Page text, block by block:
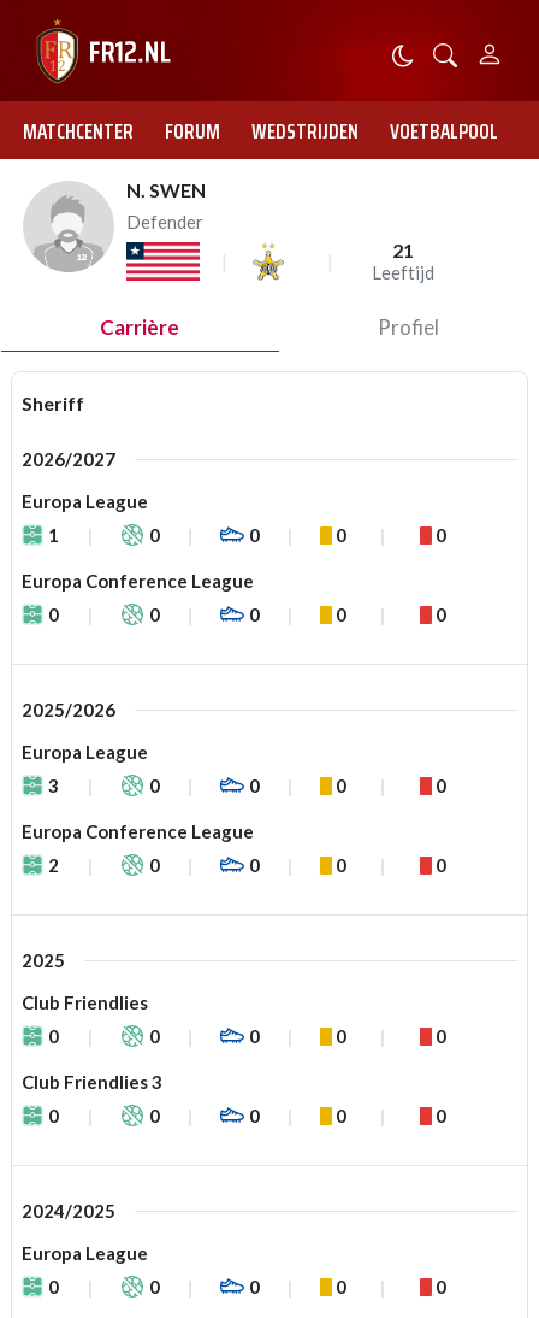
MATCHCENTER FORUM WEDSTRIJDEN VOETBALPOOL
N. SWEN
Defender
21
Leeftijd
Carrière Profiel
Sheriff
2026/2027
Europa League
1
0 0 0 0
Europa Conference League
0
0 0 0 0
2025/2026
Europa League
3
0 0 0 0
Europa Conference League
2
0 0 0 0
2025
Club Friendlies
0
0 0 0 0
Club Friendlies 3
0
0 0 0 0
2024/2025
Europa League
0
0 0 0 0